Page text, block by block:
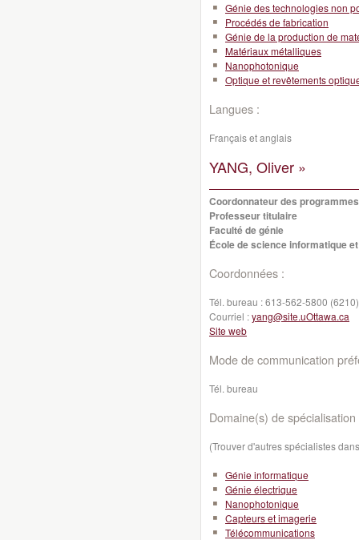
Génie des technologies non
Procédés de fabrication
Génie de la production de
Matériaux métalliques
Nanophotonique
Optique et revêtements
Langues :
Français et anglais
YANG, Oliver »
Coordonnateur des
Professeur titulaire
Faculté de génie
École de science informatique
Coordonnées :
Tél. bureau :613-562-5800 (6210)
Courriel :yang@site.uOttawa.ca
Site web
Mode de communication
Tél. bureau
Domaine(s) de spécialisation
(Trouver d'autres spécialistes
Génie informatique
Génie électrique
Nanophotonique
Capteurs et imagerie
Télécommunications